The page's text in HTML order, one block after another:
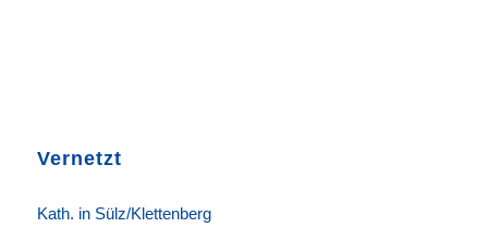
Vernetzt
Kath. in Sülz/Klettenberg